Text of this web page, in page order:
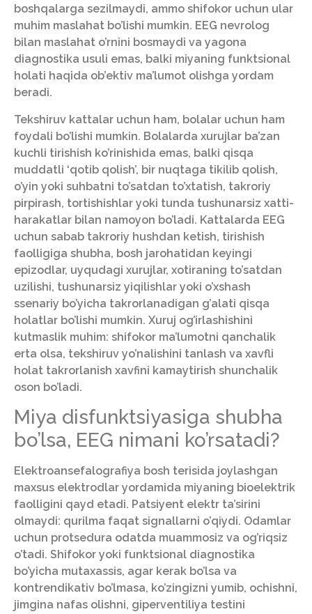
boshqalarga sezilmaydi, ammo shifokor uchun ular
muhim maslahat bo’lishi mumkin. EEG nevrolog
bilan maslahat o’rnini bosmaydi va yagona
diagnostika usuli emas, balki miyaning funktsional
holati haqida ob’ektiv ma’lumot olishga yordam
beradi.
Tekshiruv kattalar uchun ham, bolalar uchun ham
foydali bo’lishi mumkin. Bolalarda xurujlar ba’zan
kuchli tirishish ko’rinishida emas, balki qisqa
muddatli ‘qotib qolish’, bir nuqtaga tikilib qolish,
o’yin yoki suhbatni to’satdan to’xtatish, takroriy
pirpirash, tortishishlar yoki tunda tushunarsiz xatti-
harakatlar bilan namoyon bo’ladi. Kattalarda EEG
uchun sabab takroriy hushdan ketish, tirishish
faolligiga shubha, bosh jarohatidan keyingi
epizodlar, uyqudagi xurujlar, xotiraning to’satdan
uzilishi, tushunarsiz yiqilishlar yoki o’xshash
ssenariy bo’yicha takrorlanadigan g’alati qisqa
holatlar bo’lishi mumkin. Xuruj og’irlashishini
kutmaslik muhim: shifokor ma’lumotni qanchalik
erta olsa, tekshiruv yo’nalishini tanlash va xavfli
holat takrorlanish xavfini kamaytirish shunchalik
oson bo’ladi.
Miya disfunktsiyasiga shubha
bo’lsa, EEG nimani ko’rsatadi?
Elektroansefalografiya bosh terisida joylashgan
maxsus elektrodlar yordamida miyaning bioelektrik
faolligini qayd etadi. Patsiyent elektr ta’sirini
olmaydi: qurilma faqat signallarni o’qiydi. Odamlar
uchun protsedura odatda muammosiz va og’riqsiz
o’tadi. Shifokor yoki funktsional diagnostika
bo’yicha mutaxassis, agar kerak bo’lsa va
kontrendikativ bo’lmasa, ko’zingizni yumib, ochishni,
jimgina nafas olishni, giperventiliya testini